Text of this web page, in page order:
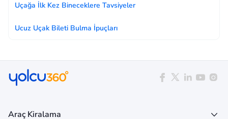
Uçağa İlk Kez Bineceklere Tavsiyeler
Ucuz Uçak Bileti Bulma İpuçları
Araç Kiralama